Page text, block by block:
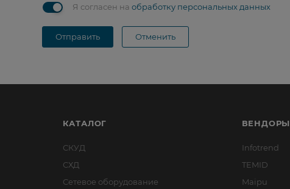
Я согласен на обработку персональных данных
Отправить Отменить
КАТАЛОГ
СКУД
СХД
Сетевое оборудование
ВЕНДОРЫ
Infotrend
TEMID
Maipu